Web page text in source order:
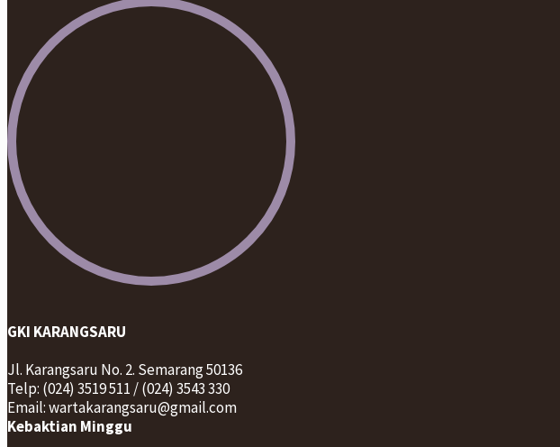
GKI KARANGSARU
Jl. Karangsaru No. 2. Semarang 50136
Telp: (024) 3519 511 / (024) 3543 330
Email: wartakarangsaru@gmail.com
Kebaktian Minggu